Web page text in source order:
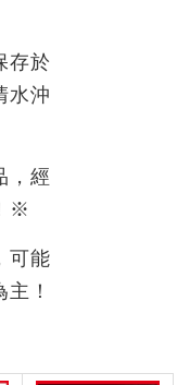
存於
水沖
，經
※
可能
！